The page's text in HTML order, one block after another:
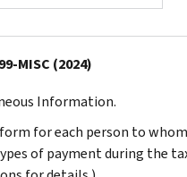
MISC (2024)
Information.
for each person to
of payment during the